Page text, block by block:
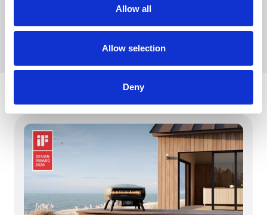
Allow all
Allow selection
Deny
Senaste